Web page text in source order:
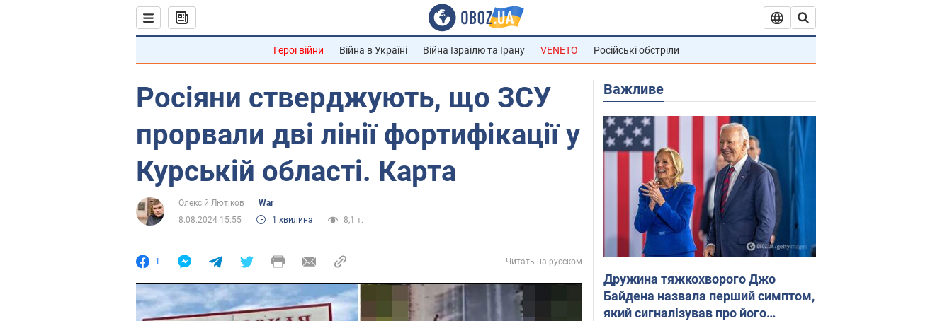
Герої війни Війна в Україні Війна Ізраїлю та Ірану VENETO Російські обстріли
Росіяни стверджують, що ЗСУ
прорвали дві лінії фортифікації у
Курській області. Карта
Олексій Лютіков
War
8.08.2024 15:55
1 хвилина 8,1 т.
1 Читать на русском
Важливе
Дружина тяжкохворого Джо
Байдена назвала перший симптом,
який сигналізував про його